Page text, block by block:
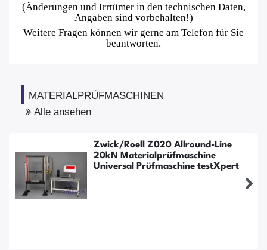
(Änderungen und Irrtümer in den technischen Daten,
Angaben sind vorbehalten!)
Weitere Fragen können wir gerne am Telefon für Sie
beantworten.
MATERIALPRÜFMASCHINEN
Alle ansehen
Zwick/Roell Z020 Allround-Line
20kN Materialprüfmaschine
Universal Prüfmaschine testXpert